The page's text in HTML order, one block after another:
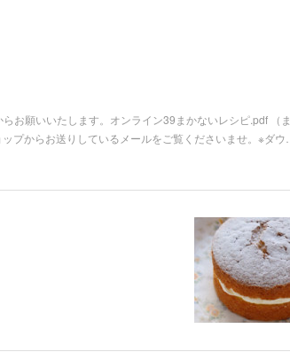
お願いいたします。オンライン39まかないレシピ.pdf （ま
プからお送りしているメールをご覧くださいませ。※ダウ…